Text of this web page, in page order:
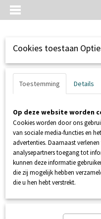
Inloggen Registreren
Cookies toestaan
Toestemming Details
Op deze website worden
Cookies worden door ons
van sociale media-functies en
advertenties. Daarnaast
analysepartners toegang tot
kunnen deze informatie
die zij mogelijk hebben
die u hen hebt verstrekt.